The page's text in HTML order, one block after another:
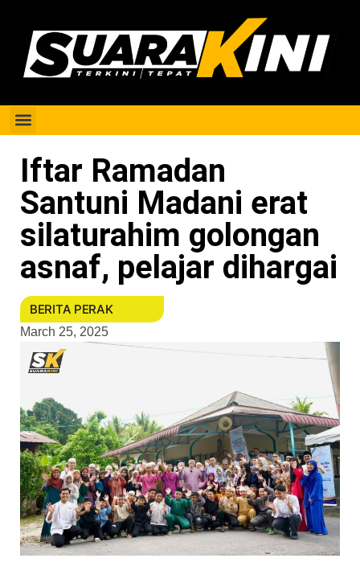
Iftar Ramadan
Santuni Madani erat
silaturahim golongan
asnaf, pelajar dihargai
BERITA PERAK
March 25, 2025